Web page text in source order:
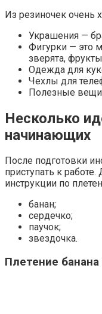
Из резиночек очень
Украшения —
Фигурки — это
зверята,
Одежда для
Чехлы для
Полезные
Несколько
начинающих
После подготовки
приступать к
инструкции по
банан;
сердечко;
паучок;
звездочка.
Плетение